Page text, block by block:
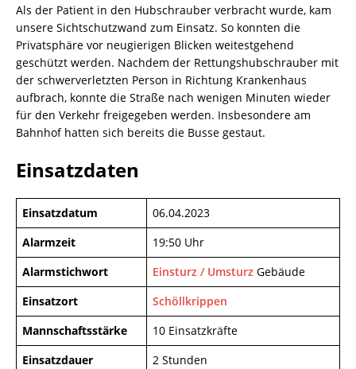
Als der Patient in den Hubschrauber verbracht wurde, kam
unsere Sichtschutzwand zum Einsatz. So konnten die
Privatsphäre vor neugierigen Blicken weitestgehend
geschützt werden. Nachdem der Rettungshubschrauber mit
der schwerverletzten Person in Richtung Krankenhaus
aufbrach, konnte die Straße nach wenigen Minuten wieder
für den Verkehr freigegeben werden. Insbesondere am
Bahnhof hatten sich bereits die Busse gestaut.
Einsatzdaten
Einsatzdatum
06.04.2023
Alarmzeit
19:50 Uhr
Alarmstichwort
Einsturz / Umsturz Gebäude
Einsatzort
Schöllkrippen
Mannschaftsstärke
10 Einsatzkräfte
Einsatzdauer
2 Stunden